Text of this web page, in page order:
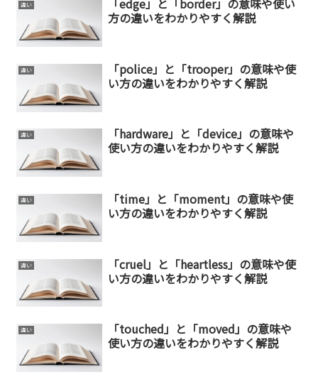
違い
「edge」と「border」の意味や使い
方の違いをわかりやすく解説
違い
「police」と「trooper」の意味や使
い方の違いをわかりやすく解説
違い
「hardware」と「device」の意味や
使い方の違いをわかりやすく解説
違い
「time」と「moment」の意味や使
い方の違いをわかりやすく解説
違い
「cruel」と「heartless」の意味や使
い方の違いをわかりやすく解説
違い
「touched」と「moved」の意味や
使い方の違いをわかりやすく解説